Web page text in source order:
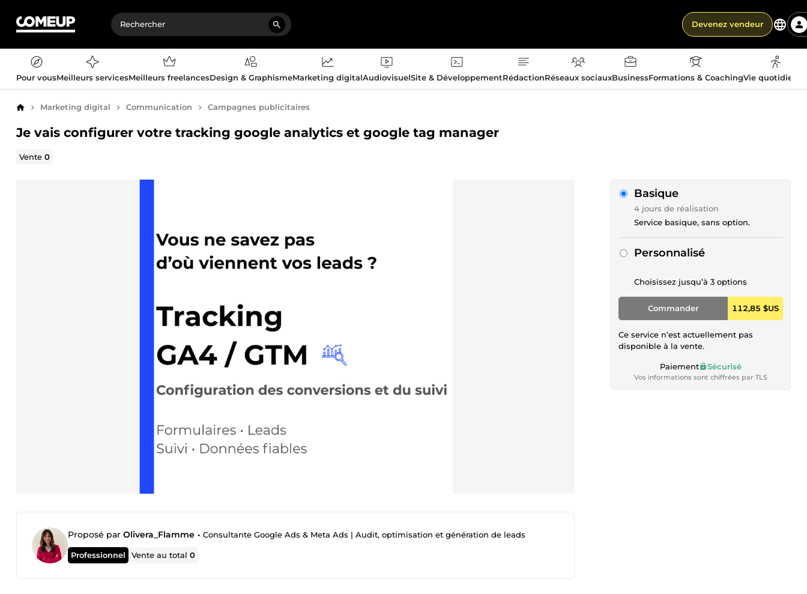
Devenez vendeur
Pour vousMeilleurs servicesMeilleurs freelancesDesign & GraphismeMarketing digitalAudiovisuelSite & DéveloppementRédactionRéseaux sociauxBusinessFormations & CoachingVie
AccueilMarketing digital Communication Campagnes publicitaires
Je vais configurer votre tracking google analytics et google tag manager
Vente0
Proposé par Olivera_Flamme • Consultante Google Ads & Meta Ads | Audit, optimisation et génération de leads
Professionnel Vente au total0
Basique
4 jours de réalisation
Service basique, sans option.
Personnalisé
Choisissez jusqu’à 3 options
Commander 112,85 $US
Ce service n’est actuellement pas
disponible à la vente.
Paiement Sécurisé
Vos informations sont chiffrées par TLS